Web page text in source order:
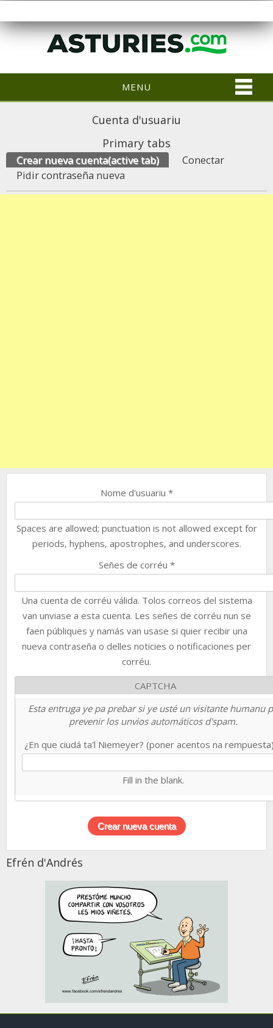
MENU
Cuenta d'usuariu
Primary tabs
Crear nueva cuenta(active tab)
Conectar
Pidir contraseña nueva
Nome d'usuariu *
Spaces are allowed; punctuation is not allowed except for
periods, hyphens, apostrophes, and underscores.
Señes de corréu *
Una cuenta de corréu válida. Tolos correos del sistema
van unviase a esta cuenta. Les señes de corréu nun se
faen públiques y namás van usase si quier recibir una
nueva contraseña o delles noticies o notificaciones per
corréu.
CAPTCHA
Esta entruga ye pa prebar si ye usté un visitante humanu
prevenir los unvios automáticos d'spam.
¿En que ciudá ta'l Niemeyer? (poner acentos na
Fill in the blank.
Efrén d'Andrés